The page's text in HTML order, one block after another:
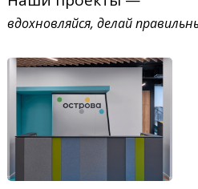
вдохновляйся, делай